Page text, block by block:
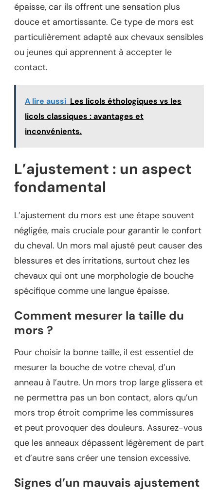
épaisse, car ils offrent une sensation plus
douce et amortissante. Ce type de mors est
particulièrement adapté aux chevaux sensibles
ou jeunes qui apprennent à accepter le
contact.
A lire aussi Les licols éthologiques vs les
licols classiques : avantages et
inconvénients.
L’ajustement : un aspect
fondamental
L’ajustement du mors est une étape souvent
négligée, mais cruciale pour garantir le confort
du cheval. Un mors mal ajusté peut causer des
blessures et des irritations, surtout chez les
chevaux qui ont une morphologie de bouche
spécifique comme une langue épaisse.
Comment mesurer la taille du
mors ?
Pour choisir la bonne taille, il est essentiel de
mesurer la bouche de votre cheval, d’un
anneau à l’autre. Un mors trop large glissera et
ne permettra pas un bon contact, alors qu’un
mors trop étroit comprime les commissures
et peut provoquer des douleurs. Assurez-vous
que les anneaux dépassent légèrement de part
et d’autre sans créer une tension excessive.
Signes d’un mauvais ajustement